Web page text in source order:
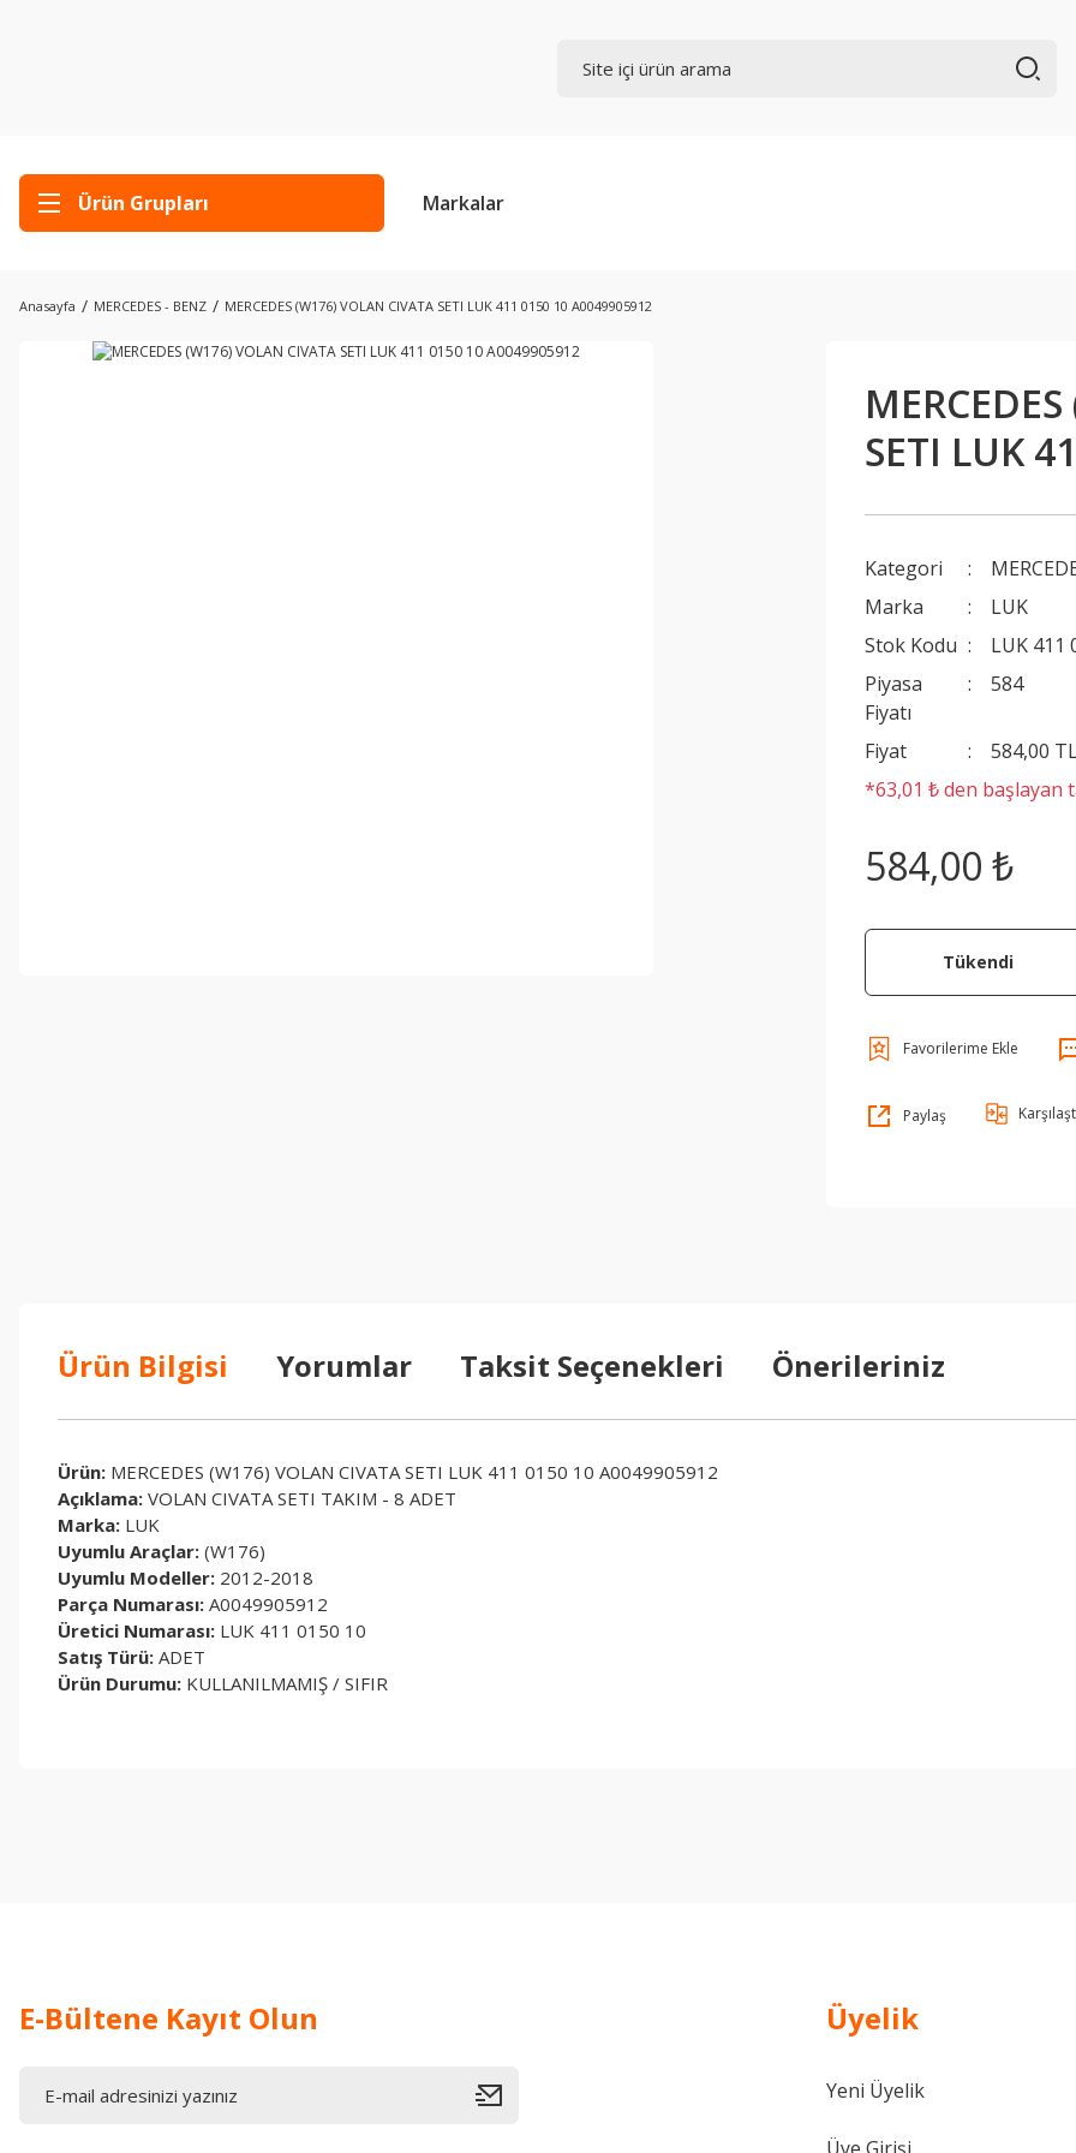
Ürün Grupları Markalar
Anasayfa MERCEDES - BENZ MERCEDES (W176) VOLAN CIVATA SETI LUK 411 0150 10 A0049905912
SETI LUK
Kategori
Marka
LUK
Stok Kodu
LUK 411
Piyasa
Fiyatı
584
Fiyat
584,00
*63,01 ₺ den başlayan
584,00 ₺
Tükendi
Paylaş
Ürün Bilgisi Yorumlar Taksit Seçenekleri Önerileriniz
Ürün: MERCEDES (W176) VOLAN CIVATA SETI LUK 411 0150 10 A0049905912
Açıklama: VOLAN CIVATA SETI TAKIM - 8 ADET
Marka: LUK
Uyumlu Araçlar: (W176)
Uyumlu Modeller: 2012-2018
Parça Numarası: A0049905912
Üretici Numarası: LUK 411 0150 10
Satış Türü: ADET
Ürün Durumu: KULLANILMAMIŞ / SIFIR
E-Bültene Kayıt Olun Üyelik
Yeni Üyelik